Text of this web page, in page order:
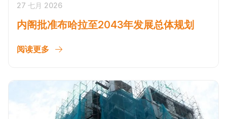
27 七月 2026
内阁批准布哈拉至2043年发展总体规划
阅读更多